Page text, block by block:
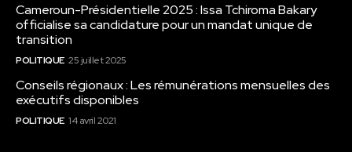
Cameroun-Présidentielle 2025 : Issa Tchiroma Bakary
officialise sa candidature pour un mandat unique de
transition
POLITIQUE 25 juillet 2025
Conseils régionaux : Les rémunérations mensuelles des
exécutifs disponibles
POLITIQUE 14 avril 2021